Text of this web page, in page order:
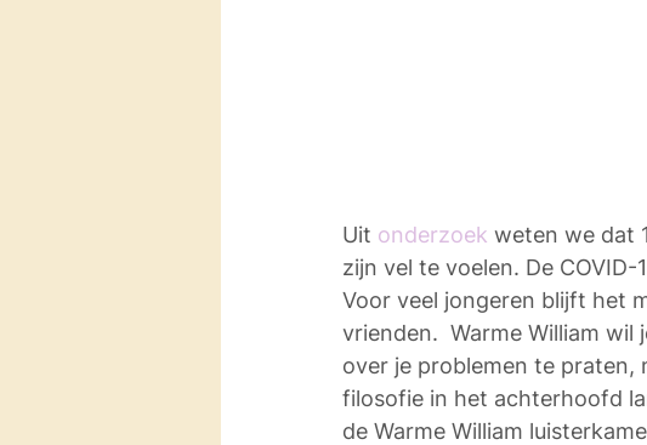
Uit onderzoek weten we dat
zijn vel te voelen. De
Voor veel jongeren blijft het
vrienden.  Warme William
over je problemen te praten,
filosofie in het achterhoofd
de Warme William